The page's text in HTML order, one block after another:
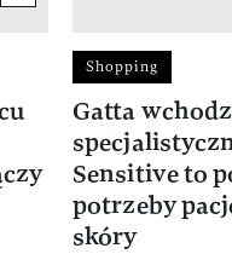
Shopping
Gatta
Sensitive to
potrzeby
skóry